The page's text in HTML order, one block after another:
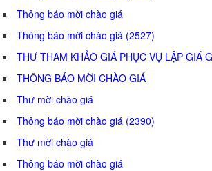
Thông báo mời chào giá
Thông báo mời chào giá (2527)
THƯ THAM KHẢO GIÁ PHỤC VỤ LẬP GIÁ
THÔNG BÁO MỜI CHÀO GIÁ
Thư mời chào giá
Thông báo mời chào giá (2390)
Thư mời chào giá
Thông báo mời chào giá